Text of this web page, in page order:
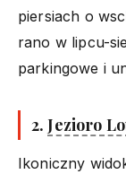
piersiach o
rano w lipcu-
parkingowe i
2.Jezioro
Ikoniczny